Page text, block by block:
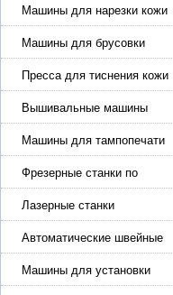
Машины для нарезки кожи
и стропы
Машины для брусовки
кожи,меха,поролона
Пресса для тиснения кожи
Вышивальные машины
Машины для тампопечати
Фрезерные станки по
металлу
Лазерные станки
Автоматические швейные
машины с программным
управлением
Машины для установки
жемчуга, бусин, заклепок и